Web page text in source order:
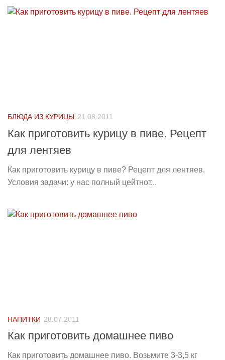
БЛЮДА ИЗ КУРИЦЫ 21.08.2011
Как приготовить курицу в пиве. Рецепт
для лентяев
Как приготовить курицу в пиве? Рецепт для лентяев.
Условия задачи: у нас полный цейтнот...
НАПИТКИ 28.07.2011
Как приготовить домашнее пиво
Как приготовить домашнее пиво. Возьмите 3-3,5 кг